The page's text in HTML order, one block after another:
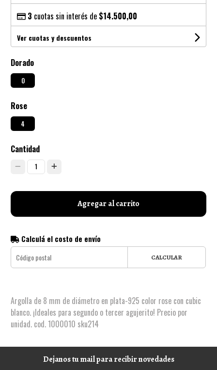
3 cuotas sin interés de $14.500,00
Ver cuotas y descuentos
Dorado
0
Rose
4
Cantidad
1
Agregar al carrito
Calculá el costo de envío
CALCULAR
Argolla de 8 mm de diámetro en plata-925 color rose con cubic
blanco. ¡Ideales para segundo o tercer agujerito! Precio por
unidad. cod. 1000010 sku214
Dejanos tu mail para recibir novedades